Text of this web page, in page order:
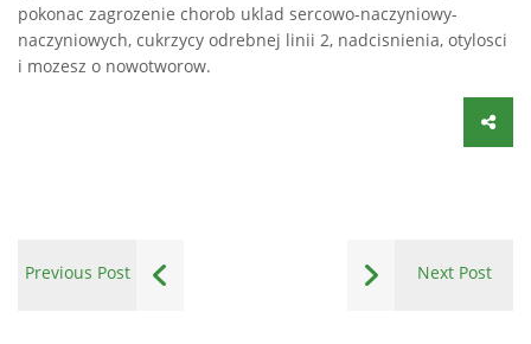
pokonac zagrozenie chorob uklad sercowo-naczyniowy-
naczyniowych, cukrzycy odrebnej linii 2, nadcisnienia, otylosci
i mozesz o nowotworow.
Previous Post Next Post